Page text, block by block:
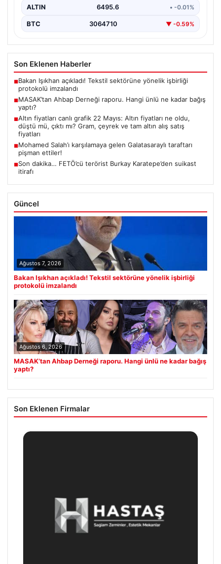
ALTIN 6495.6 • -0.01%
BTC 3064710 ▼ -0.59%
Son Eklenen Haberler
■Bakan Işıkhan açıkladı! Tekstil sektörüne yönelik işbirliği
protokolü imzalandı
■MASAK’tan Ahbap Derneği raporu. Hangi ünlü ne kadar bağış
yaptı?
■Altın fiyatları canlı grafik 22 Mayıs: Altın fiyatları ne oldu,
düştü mü, çıktı mı? Gram, çeyrek ve tam altın alış satış
fiyatları
■Mohamed Salah’ı karşılamaya gelen Galatasaraylı taraftarı
pişman ettiler!
■Son dakika… FETÖ’cü terörist Burkay Karatepe’den suikast
itirafı
Güncel
Ağustos 7, 2026
Bakan Işıkhan açıkladı! Tekstil sektörüne yönelik işbirliği
protokolü imzalandı
Ağustos 6, 2026
MASAK’tan Ahbap Derneği raporu. Hangi ünlü ne kadar bağış
yaptı?
Son Eklenen Firmalar